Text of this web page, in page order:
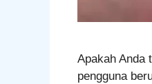
Apakah Anda
pengguna